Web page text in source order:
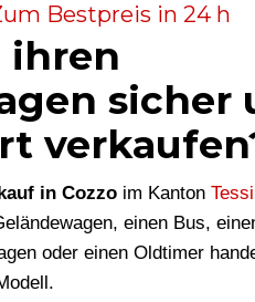
Bestpreis in 24 h
ihren
sicher
in Cozzo im Kanton
einen Bus,
oder einen Oldtimer